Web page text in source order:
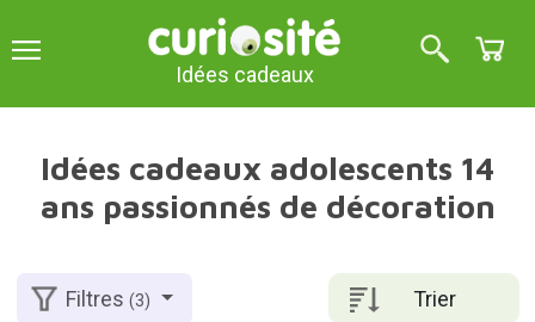
Idées cadeaux
Idées cadeaux adolescents 14
ans passionnés de décoration
Trier
Filtres(3)